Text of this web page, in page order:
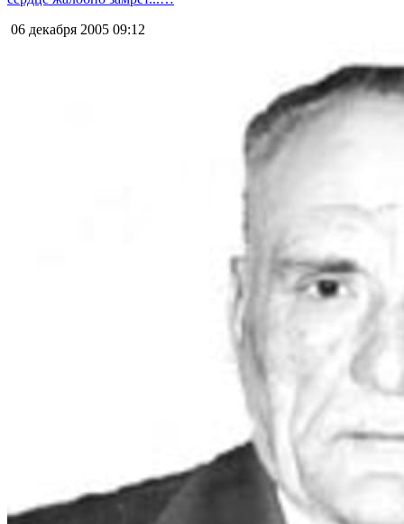
06 декабря 2005 09:12